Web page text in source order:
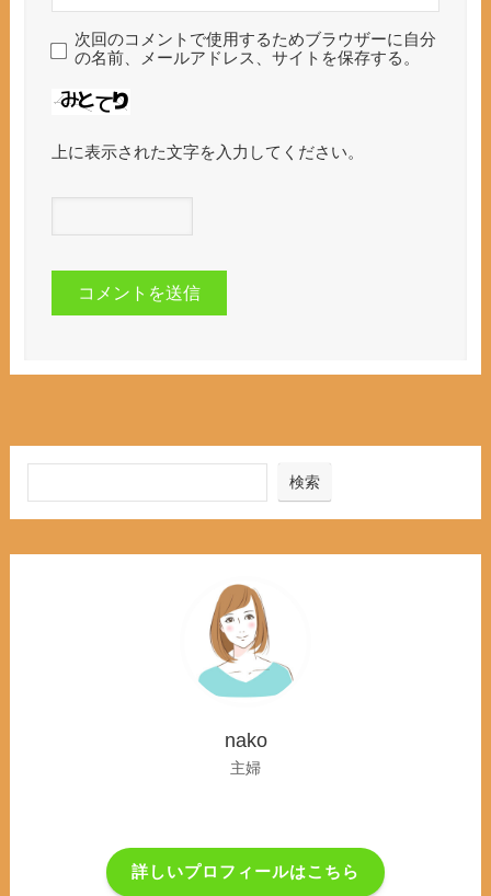
次回のコメントで使用するためブラウザーに自分
の名前、メールアドレス、サイトを保存する。
上に表示された文字を入力してください。
検索
nako
主婦
詳しいプロフィールはこちら